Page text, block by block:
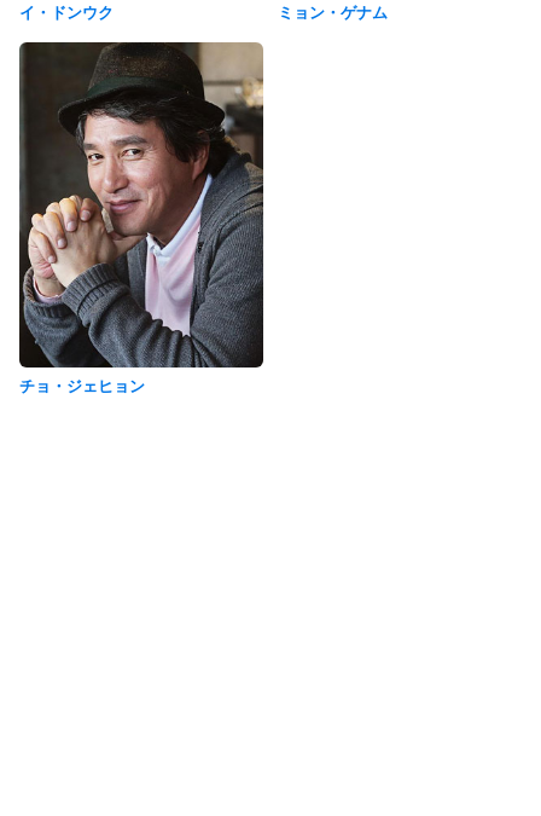
イ・ドンウク ミョン・ゲナム
チョ・ジェヒョン